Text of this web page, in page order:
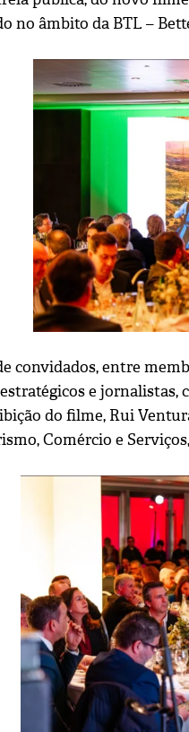
no âmbito da BTL –
convidados, entre
e
do filme, Rui
Comércio e